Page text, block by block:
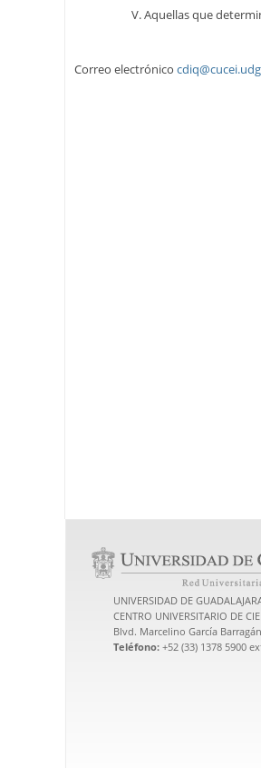
V. Aquellas que determine
Correo electrónico
UNIVERSIDAD DE
CENTRO UNIVERSITARIO DE
Blvd. Marcelino García
Teléfono: +52 (33) 1378 5900